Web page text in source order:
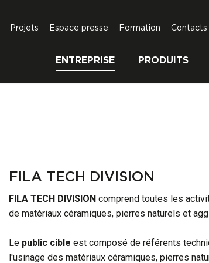
ENTREPRISE PRODUITS
Projets Espace presse Formation Contacts
FILA TECH DIVISION
FILA TECH DIVISION comprend toutes les
de matériaux céramiques, pierres naturels et
Le public cible est composé de référents
l'usinage des matériaux céramiques, pierres